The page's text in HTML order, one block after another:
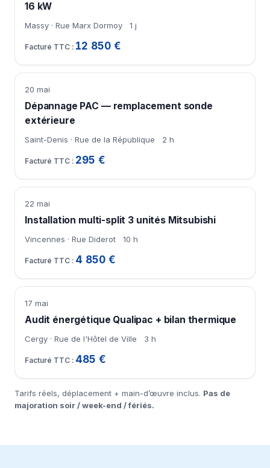
16 kW
Massy · Rue Marx Dormoy 1 j
12 850 €
20 mai
Dépannage PAC — remplacement sonde
extérieure
Saint-Denis · Rue de la République 2 h
295 €
22 mai
Installation multi-split 3 unités Mitsubishi
Vincennes · Rue Diderot 10 h
4 850 €
17 mai
Audit énergétique Qualipac + bilan thermique
Cergy · Rue de l'Hôtel de Ville 3 h
485 €
Tarifs réels, déplacement + main-d’œuvre inclus. Pas de
majoration soir / week-end / fériés.